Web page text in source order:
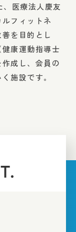
医療法人慶友
フィットネ
を目的とし
康運動指導士
成し、会員の
施設です。